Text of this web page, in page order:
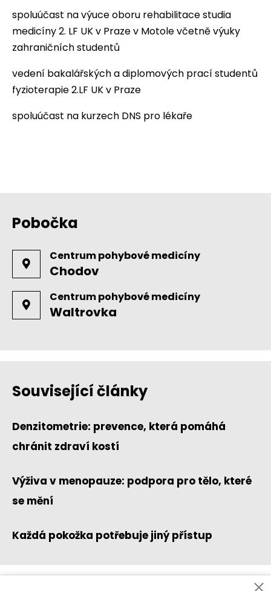
spoluúčast na výuce oboru rehabilitace studia
medicíny 2. LF UK v Praze v Motole včetně výuky
zahraničních studentů
vedení bakalářských a diplomových prací studentů
fyzioterapie 2.LF UK v Praze
spoluúčast na kurzech DNS pro lékaře
Pobočka
Centrum pohybové medicíny
Chodov
Centrum pohybové medicíny
Waltrovka
Související články
Denzitometrie: prevence, která pomáhá
chránit zdraví kostí
Výživa v menopauze: podpora pro tělo, které
se mění
Každá pokožka potřebuje jiný přístup